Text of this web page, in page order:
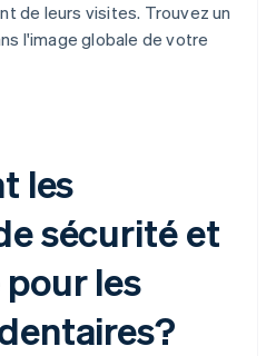
de leurs visites. Trouvez un
l'image globale de votre
les
sécurité et
les